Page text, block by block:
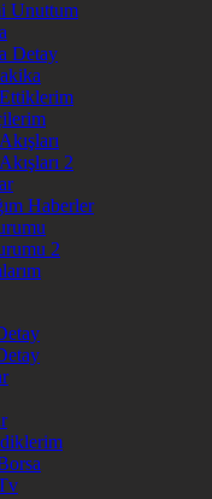
Unuttum
Detay
2
Haberler
2